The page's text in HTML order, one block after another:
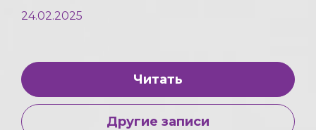
24.02.2025
Читать
Другие записи